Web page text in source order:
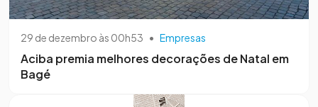
29 de dezembro às 00h53 • Empresas
Aciba premia melhores decorações de Natal em
Bagé